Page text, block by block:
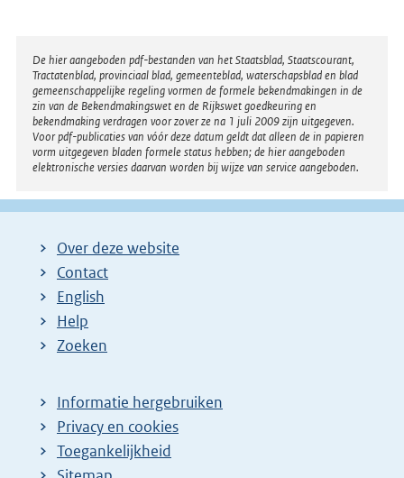
Disclaimer
De hier aangeboden pdf-bestanden van het Staatsblad, Staatscourant,
Tractatenblad, provinciaal blad, gemeenteblad, waterschapsblad en blad
gemeenschappelijke regeling vormen de formele bekendmakingen in de
zin van de Bekendmakingswet en de Rijkswet goedkeuring en
bekendmaking verdragen voor zover ze na 1 juli 2009 zijn uitgegeven.
Voor pdf-publicaties van vóór deze datum geldt dat alleen de in papieren
vorm uitgegeven bladen formele status hebben; de hier aangeboden
elektronische versies daarvan worden bij wijze van service aangeboden.
Over deze website
Contact
English
Help
Zoeken
Informatie hergebruiken
Privacy en cookies
Toegankelijkheid